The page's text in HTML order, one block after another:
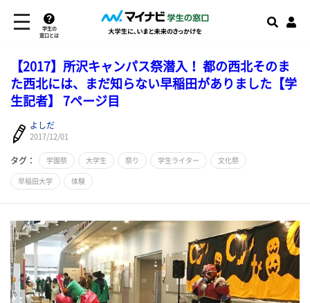
学生の
窓口とは
【2017】所沢キャンパス祭潜入！ 都の西北そのま
た西北には、まだ知らない早稲田がありました【学
生記者】 7ページ目
よしだ
2017/12/01
タグ： 学園祭 大学生 祭り 学生ライター 文化祭
早稲田大学 体験